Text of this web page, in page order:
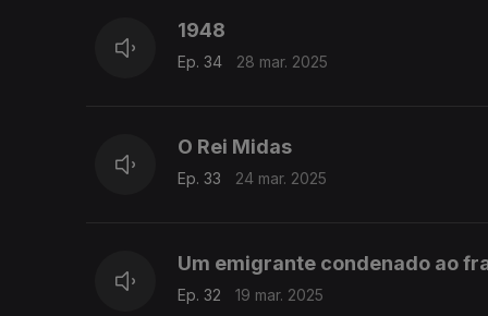
1948
Ep. 34 28 mar. 2025
O Rei Midas
Ep. 33 24 mar. 2025
Um emigrante condenado ao
Ep. 32 19 mar. 2025